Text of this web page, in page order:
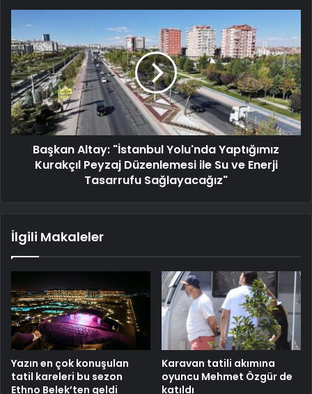
Başkan Altay: "İstanbul Yolu'nda Yaptığımız
Kurakçıl Peyzaj Düzenlemesi ile Su ve Enerji
Tasarrufu Sağlayacağız"
İlgili Makaleler
Yazın en çok konuşulan
tatil kareleri bu sezon
Ethno Belek’ten geldi
Karavan tatili akımına
oyuncu Mehmet Özgür de
katıldı